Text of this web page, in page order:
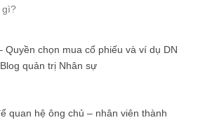
gì?
Quyền chọn mua cổ phiếu và ví dụ DN
quản trị Nhân sự
quan hệ ông chủ – nhân viên thành